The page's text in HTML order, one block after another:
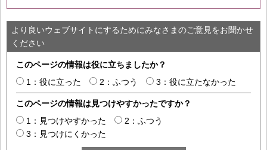
より良いウェブサイトにするためにみなさまのご意見をお聞かせ
ください
このページの情報は役に立ちましたか？
1：役に立った
2：ふつう 3：役に立たなかった
このページの情報は見つけやすかったですか？
1：見つけやすかった
2：ふつう
3：見つけにくかった